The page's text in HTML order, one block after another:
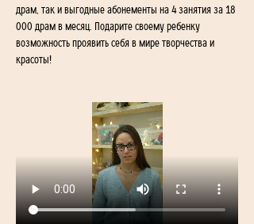
драм, так и выгодные абонементы на 4 занятия за 18
000 драм в месяц. Подарите своему ребенку
возможность проявить себя в мире творчества и
красоты!